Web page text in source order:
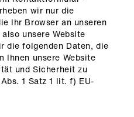
wir nur die
Ihr Browser an unseren
unsere Website
die folgenden Daten, die
Ihnen unsere Website
und Sicherheit zu
1 Satz 1 lit. f) EU-